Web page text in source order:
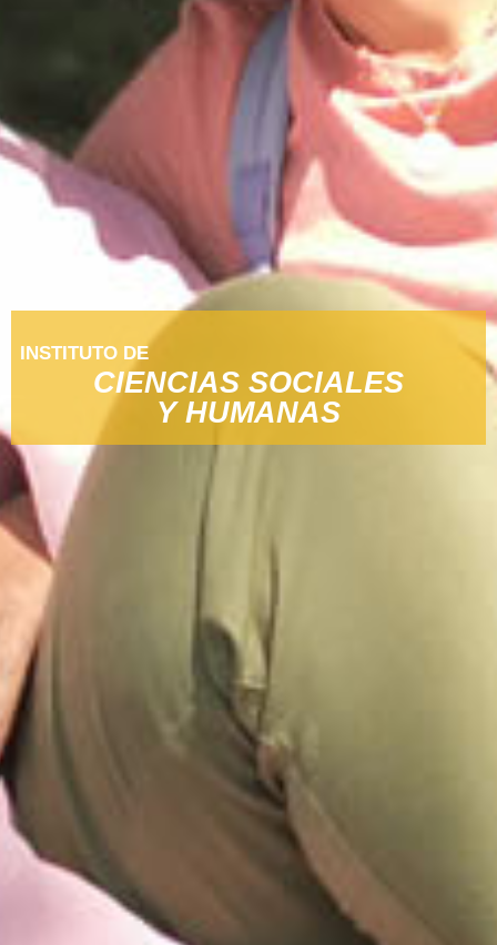
INSTITUTO DE
CIENCIAS SOCIALES
Y HUMANAS